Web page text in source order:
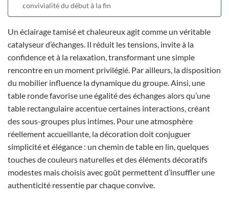
convivialité du début à la fin
Un éclairage tamisé et chaleureux agit comme un véritable
catalyseur d’échanges. Il réduit les tensions, invite à la
confidence et à la relaxation, transformant une simple
rencontre en un moment privilégié. Par ailleurs, la disposition
du mobilier influence la dynamique du groupe. Ainsi, une
table ronde favorise une égalité des échanges alors qu’une
table rectangulaire accentue certaines interactions, créant
des sous-groupes plus intimes. Pour une atmosphère
réellement accueillante, la décoration doit conjuguer
simplicité et élégance : un chemin de table en lin, quelques
touches de couleurs naturelles et des éléments décoratifs
modestes mais choisis avec goût permettent d’insuffler une
authenticité ressentie par chaque convive.